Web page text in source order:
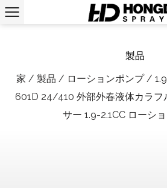
製品
家 / 製品 / ローションポンプ/
601D 24/410 外部外春液体カラフ
サー 1.9-2.1CC ローシ